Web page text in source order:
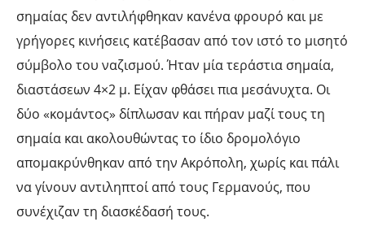
σημαίας δεν αντιλήφθηκαν κανένα φρουρό και με
γρήγορες κινήσεις κατέβασαν από τον ιστό το μισητό
σύμβολο του ναζισμού. Ήταν μία τεράστια σημαία,
διαστάσεων 4×2 μ. Είχαν φθάσει πια μεσάνυχτα. Οι
δύο «κομάντος» δίπλωσαν και πήραν μαζί τους τη
σημαία και ακολουθώντας το ίδιο δρομολόγιο
απομακρύνθηκαν από την Ακρόπολη, χωρίς και πάλι
να γίνουν αντιληπτοί από τους Γερμανούς, που
συνέχιζαν τη διασκέδασή τους.